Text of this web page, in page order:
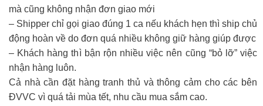
mà cũng không nhận đơn giao mới
– Shipper chỉ gọi giao đúng 1 ca nếu khách hẹn thì ship chủ
động hoàn về do đơn quá nhiều không giữ hàng giúp được
– Khách hàng thì bận rộn nhiều việc nên cũng “bỏ lỡ” việc
nhận hàng luôn.
Cả nhà cần đặt hàng tranh thủ và thông cảm cho các bên
ĐVVC vì quá tải mùa tết, nhu cầu mua sắm cao.